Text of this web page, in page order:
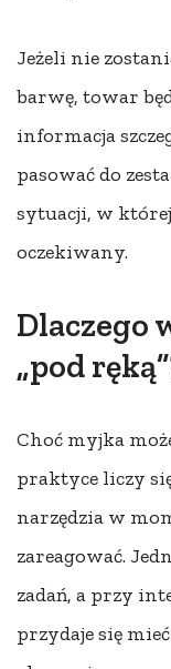
Jeżeli nie
barwę, towar
informacja
pasować do
sytuacji, w
oczekiwany.
Dlaczego
„pod
Choć myjka
praktyce liczy
narzędzia w
zareagować.
zadań, a przy
przydaje się